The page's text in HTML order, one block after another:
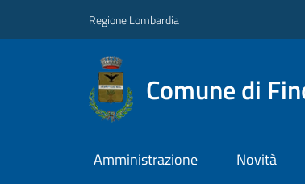
Regione Lombardia
Comune di
Amministrazione Novità